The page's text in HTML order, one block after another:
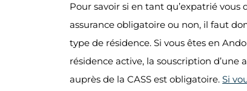
Pour savoir si en tant qu’expatrié vous
assurance obligatoire ou non, il faut
type de résidence. Si vous êtes en
résidence active, la souscription d’une
auprès de la CASS est obligatoire.Si